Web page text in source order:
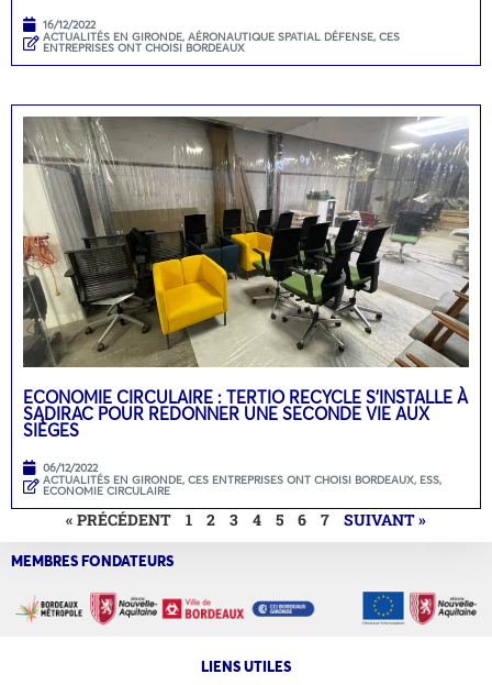
16/12/2022
ACTUALITÉS EN GIRONDE, AÉRONAUTIQUE SPATIAL DÉFENSE, CES
ENTREPRISES ONT CHOISI BORDEAUX
ECONOMIE CIRCULAIRE : TERTIO RECYCLE S’INSTALLE À
SADIRAC POUR REDONNER UNE SECONDE VIE AUX
SIÈGES
06/12/2022
ACTUALITÉS EN GIRONDE, CES ENTREPRISES ONT CHOISI BORDEAUX, ESS,
ECONOMIE CIRCULAIRE
« PRÉCÉDENT 1 2 3 4 5 6 7 SUIVANT »
MEMBRES FONDATEURS
LIENS UTILES